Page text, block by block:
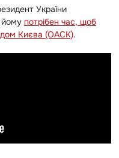
України
йому потрібен час, щоб
Києва (ОАСК).